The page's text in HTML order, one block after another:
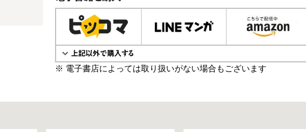
電子書籍で購入
※ 電子書店によっては取り扱いがない場合もございます